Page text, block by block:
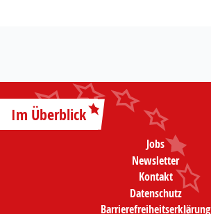
Im Überblick
Jobs
Newsletter
Kontakt
Datenschutz
Barrierefreiheitserklärung